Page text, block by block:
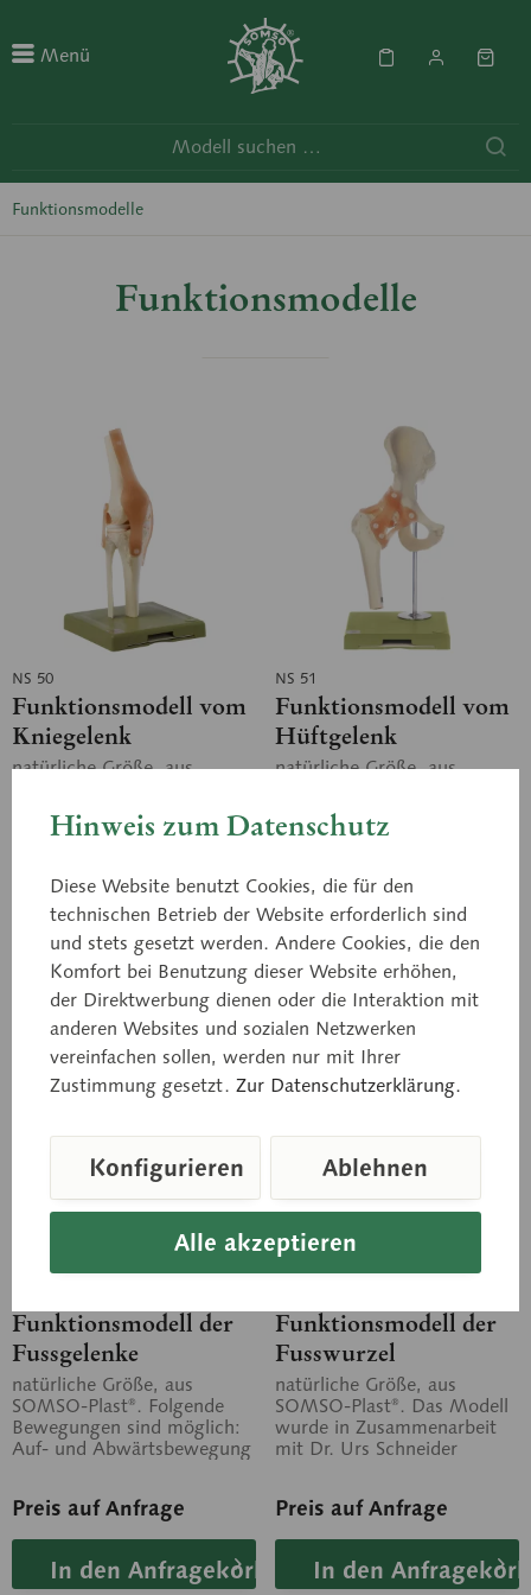
Menü
Funktionsmodelle
Funktionsmodelle
NS 50
Funktionsmodell vom
Kniegelenk
natürliche Größe, aus
Bewegungen sind möglich:
Beugung (Flexion),
Innen- und Außenrotation....
Preis auf Anfrage
In den Anfragekorb
Merken
NS 51
Funktionsmodell vom
Hüftgelenk
natürliche Größe, aus
Bewegungen sind möglich:
Anheben des Oberschenkels
des...
Preis auf Anfrage
In den Anfragekorb
Merken
Funktionsmodell der
Fussgelenke
natürliche Größe, aus
SOMSO-Plast®. Folgende
Bewegungen sind möglich:
Auf- und Abwärtsbewegung
Preis auf Anfrage
In den Anfragekorb
Funktionsmodell der
Fusswurzel
natürliche Größe, aus
SOMSO-Plast®. Das Modell
wurde in Zusammenarbeit
mit Dr. Urs Schneider
Preis auf Anfrage
In den Anfragekorb
Hinweis zum Datenschutz
Diese Website benutzt Cookies, die für den
technischen Betrieb der Website erforderlich sind
und stets gesetzt werden. Andere Cookies, die den
Komfort bei Benutzung dieser Website erhöhen,
der Direktwerbung dienen oder die Interaktion mit
anderen Websites und sozialen Netzwerken
vereinfachen sollen, werden nur mit Ihrer
Zustimmung gesetzt. Zur Datenschutzerklärung.
Alle akzeptieren
Konfigurieren Ablehnen